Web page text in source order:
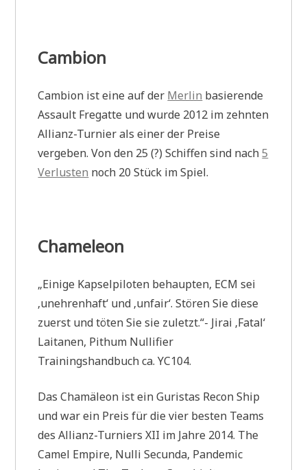
Cambion
Cambion ist eine auf der Merlin basierende
Assault Fregatte und wurde 2012 im zehnten
Allianz-Turnier als einer der Preise
vergeben. Von den 25 (?) Schiffen sind nach5
Verlusten noch 20 Stück im Spiel.
Chameleon
„Einige Kapselpiloten behaupten, ECM sei
‚unehrenhaft‘ und ‚unfair‘. Stören Sie diese
zuerst und töten Sie sie zuletzt.“- Jirai ‚Fatal‘
Laitanen, Pithum Nullifier
Trainingshandbuch ca. YC104.
Das Chamäleon ist ein Guristas Recon Ship
und war ein Preis für die vier besten Teams
des Allianz-Turniers XII im Jahre 2014. The
Camel Empire, Nulli Secunda, Pandemic